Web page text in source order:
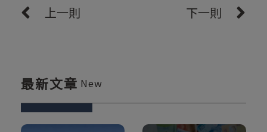
上一則 下一則
最新文章 New